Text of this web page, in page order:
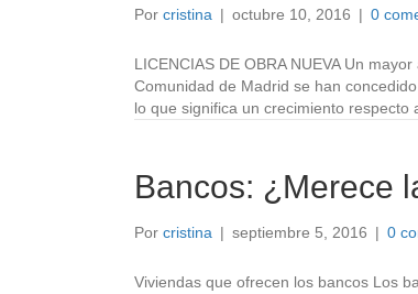
Por cristina | octubre 10, 2016 | 0
LICENCIAS DE OBRA NUEVA Un
Comunidad de Madrid se han
lo que significa un crecimiento
Bancos: ¿Merece
Por cristina | septiembre 5, 2016 | 0
Viviendas que ofrecen los bancos Los